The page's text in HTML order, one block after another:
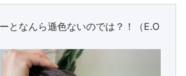
となんら遜色ないのでは？！（E.O